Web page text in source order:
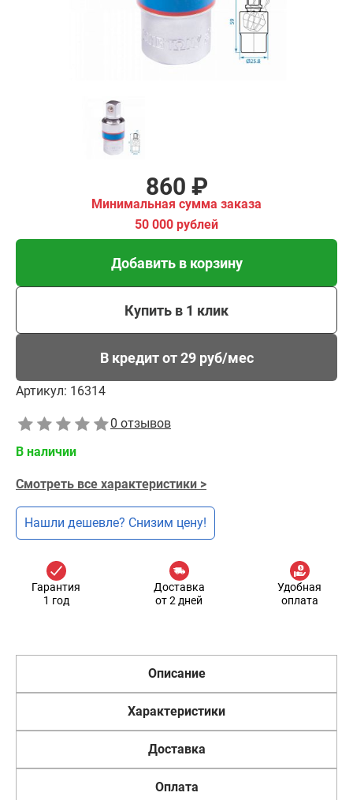
860 ₽
Минимальная сумма заказа
50 000 рублей
Добавить в корзину
Купить в 1 клик
В кредит от 29 руб/мес
Артикул: 16314
0 отзывов
В наличии
Смотреть все характеристики >
Нашли дешевле? Снизим цену!
Гарантия
1 год
Доставка
от 2 дней
Удобная
оплата
Описание
Характеристики
Доставка
Оплата
Добавить в корзину
Купить в 1 клик
В кредит от 29 руб/мес